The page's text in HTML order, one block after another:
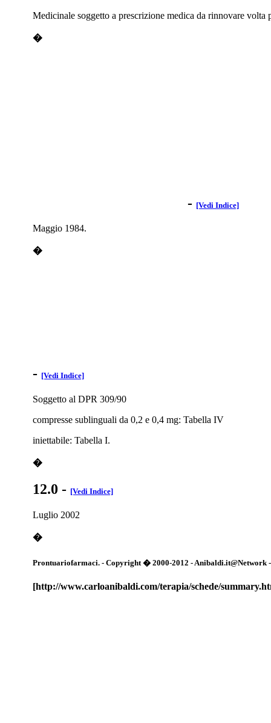
Medicinale soggetto a prescrizione medica da rinnovare volta
�
- [Vedi Indice]
Maggio 1984.
�
- [Vedi Indice]
Soggetto al DPR 309/90
compresse sublinguali da 0,2 e 0,4 mg: Tabella IV
iniettabile: Tabella I.
�
12.0 - [Vedi Indice]
Luglio 2002
�
Prontuariofarmaci. - Copyright � 2000-2012 -
[http://www.carloanibaldi.com/terapia/schede/